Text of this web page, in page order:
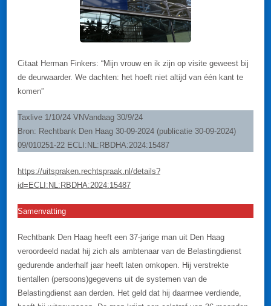
Citaat Herman Finkers: “Mijn vrouw en ik zijn op visite geweest bij
de deurwaarder. We dachten: het hoeft niet altijd van één kant te
komen”
Taxlive 1/10/24 VNVandaag 30/9/24
Bron: Rechtbank Den Haag 30-09-2024 (publicatie 30-09-2024)
09/010251-22 ECLI:NL:RBDHA:2024:15487
https://uitspraken.rechtspraak.nl/details?
id=ECLI:NL:RBDHA:2024:15487
Samenvatting
Rechtbank Den Haag heeft een 37-jarige man uit Den Haag
veroordeeld nadat hij zich als ambtenaar van de Belastingdienst
gedurende anderhalf jaar heeft laten omkopen. Hij verstrekte
tientallen (persoons)gegevens uit de systemen van de
Belastingdienst aan derden. Het geld dat hij daarmee verdiende,